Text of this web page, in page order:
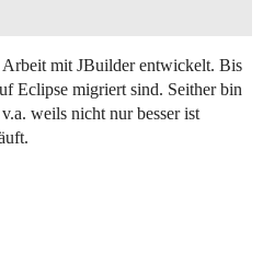
mit JBuilder entwickelt. Bis
Eclipse migriert sind. Seither bin
weils nicht nur besser ist